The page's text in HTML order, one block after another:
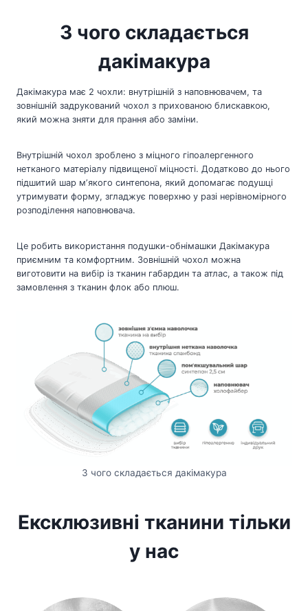
З чого складається
дакімакура
Дакімакура має 2 чохли: внутрішній з наповнювачем, та
зовнішній задрукований чохол з прихованою блискавкою,
який можна зняти для прання або заміни.
Внутрішній чохол зроблено з міцного гіпоалергенного
нетканого матеріалу підвищеної міцності. Додатково до нього
підшитий шар мʼякого синтепона, який допомагає подушці
утримувати форму, згладжує поверхню у разі нерівномірного
розподілення наповнювача.
Це робить використання подушки-обнімашки Дакімакура
приємним та комфортним. Зовнішній чохол можна
виготовити на вибір із тканин габардин та атлас, а також під
замовлення з тканин флок або плюш.
З чого складається дакімакура
Ексклюзивні тканини тільки
у нас